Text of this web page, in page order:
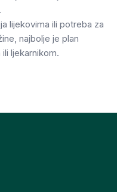
lijekovima ili potreba za
najbolje je plan
ljekarnikom.